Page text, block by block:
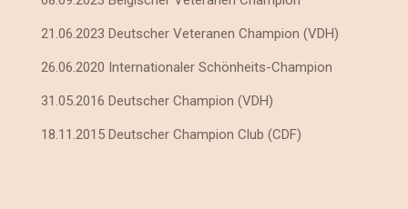
21.06.2023 Deutscher Veteranen Champion (VDH)
26.06.2020 Internationaler Schönheits-Champion
31.05.2016 Deutscher Champion (VDH)
18.11.2015 Deutscher Champion Club (CDF)